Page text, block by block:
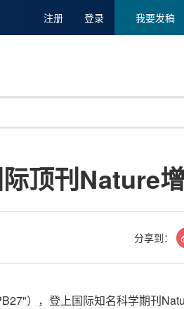
注册 登录 我要发稿
碳中和
美国临床肿瘤学
娱乐时尚与艺术
新加坡
顶刊Nature
分享到：
），登上国际知名科学期刊